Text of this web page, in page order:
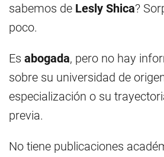
sabemos de Lesly Shica?
poco.
Es abogada, pero no hay
sobre su universidad de
especialización o su
previa.
No tiene publicaciones